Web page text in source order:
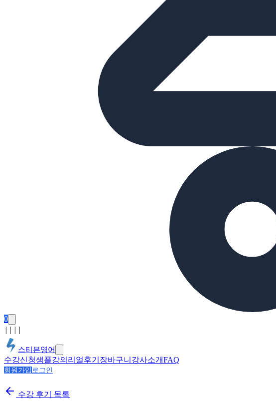
0
스티븐영어
수강신청샘플강의 리얼후기 장바구니 강사소개FAQ
회원가입 로그인
수강 후기 목록